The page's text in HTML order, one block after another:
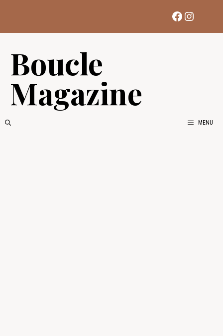
contenu
Facebook
Boucle
Magazine
MENU